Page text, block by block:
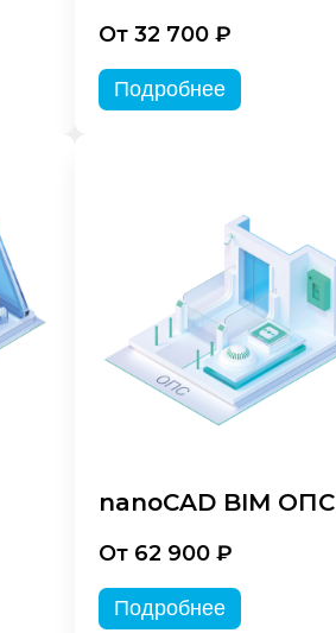
От 32 700 ₽
Подробнее
nanoCAD BIM ОПС
От 62 900 ₽
Подробнее